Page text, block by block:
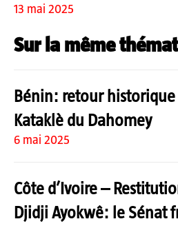
13 mai 2025
Sur la même
Bénin: retour
Kataklè du Dahomey
6 mai 2025
Côte d’Ivoire –
Djidji Ayokwê: le Sénat